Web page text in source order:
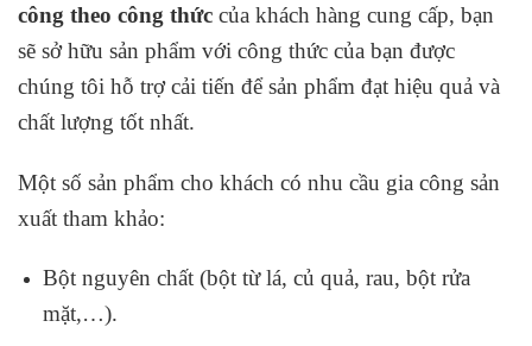
công theo công thức của khách hàng cung cấp, bạn
sẽ sở hữu sản phẩm với công thức của bạn được
chúng tôi hỗ trợ cải tiến để sản phẩm đạt hiệu quả và
chất lượng tốt nhất.
Một số sản phẩm cho khách có nhu cầu gia công sản
xuất tham khảo:
Bột nguyên chất (bột từ lá, củ quả, rau, bột rửa
mặt,…).